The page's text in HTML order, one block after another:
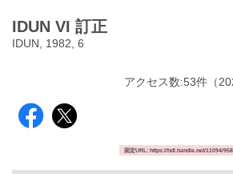
IDUN VI 訂正
IDUN, 1982, 6
アクセス数:53件 （
固定URL: https://hdl.handle.net/11094/